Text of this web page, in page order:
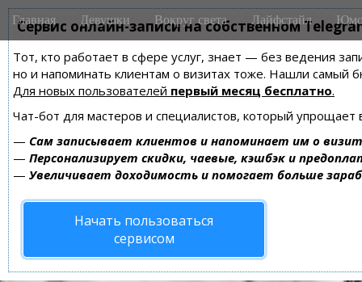
Сервис онлайн-записи на собственном
Тот, кто работает в сфере услуг, знает — без ведения
но и напоминать клиентам о визитах тоже. Нашли самый
Для новых пользователей первый месяц бесплатно.
Чат-бот для мастеров и специалистов, который упрощает
— Сам записывает клиентов и напоминает им о
— Персонализирует скидки, чаевые, кэшбэк и
— Увеличивает доходимость и помогает больше
Начать пользоваться
сервисом
M
a
n
m
e
n
u
i
Главная Девушки Вокруг света Лайфстайл